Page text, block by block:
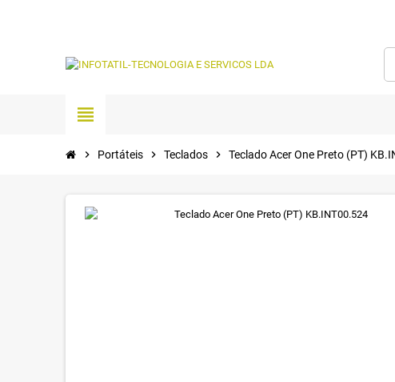
view_headline
chevron_right Portáteis chevron_right Teclados chevron_right Teclado Acer One Preto (PT)